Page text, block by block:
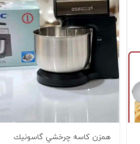
همزن كاسه چرخشي گاسونيك